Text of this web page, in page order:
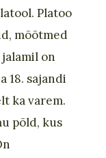
Platoo
mõõtmed
on
18. sajandi
ka varem.
põld, kus